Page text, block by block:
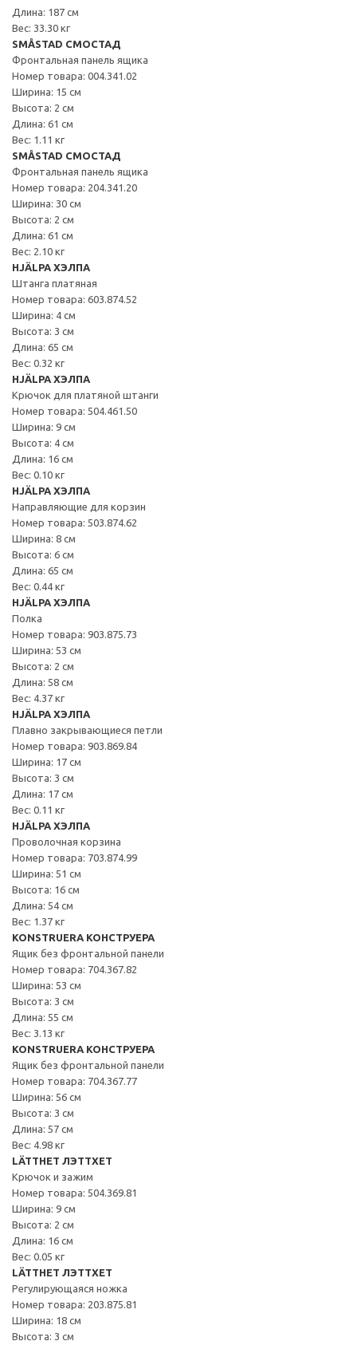
Длина: 187 см
Вес: 33.30 кг
SMÅSTAD СМОСТАД
Фронтальная панель ящика
Номер товара: 004.341.02
Ширина: 15 см
Высота: 2 см
Длина: 61 см
Вес: 1.11 кг
SMÅSTAD СМОСТАД
Фронтальная панель ящика
Номер товара: 204.341.20
Ширина: 30 см
Высота: 2 см
Длина: 61 см
Вес: 2.10 кг
HJÄLPA ХЭЛПА
Штанга платяная
Номер товара: 603.874.52
Ширина: 4 см
Высота: 3 см
Длина: 65 см
Вес: 0.32 кг
HJÄLPA ХЭЛПА
Крючок для платяной штанги
Номер товара: 504.461.50
Ширина: 9 см
Высота: 4 см
Длина: 16 см
Вес: 0.10 кг
HJÄLPA ХЭЛПА
Направляющие для корзин
Номер товара: 503.874.62
Ширина: 8 см
Высота: 6 см
Длина: 65 см
Вес: 0.44 кг
HJÄLPA ХЭЛПА
Полка
Номер товара: 903.875.73
Ширина: 53 см
Высота: 2 см
Длина: 58 см
Вес: 4.37 кг
HJÄLPA ХЭЛПА
Плавно закрывающиеся петли
Номер товара: 903.869.84
Ширина: 17 см
Высота: 3 см
Длина: 17 см
Вес: 0.11 кг
HJÄLPA ХЭЛПА
Проволочная корзина
Номер товара: 703.874.99
Ширина: 51 см
Высота: 16 см
Длина: 54 см
Вес: 1.37 кг
KONSTRUERA КОНСТРУЕРА
Ящик без фронтальной панели
Номер товара: 704.367.82
Ширина: 53 см
Высота: 3 см
Длина: 55 см
Вес: 3.13 кг
KONSTRUERA КОНСТРУЕРА
Ящик без фронтальной панели
Номер товара: 704.367.77
Ширина: 56 см
Высота: 3 см
Длина: 57 см
Вес: 4.98 кг
LÄTTHET ЛЭТТХЕТ
Крючок и зажим
Номер товара: 504.369.81
Ширина: 9 см
Высота: 2 см
Длина: 16 см
Вес: 0.05 кг
LÄTTHET ЛЭТТХЕТ
Регулирующаяся ножка
Номер товара: 203.875.81
Ширина: 18 см
Высота: 3 см